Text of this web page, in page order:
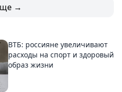
→
ВТБ: россияне увеличивают
расходы на спорт и здоровый
образ жизни